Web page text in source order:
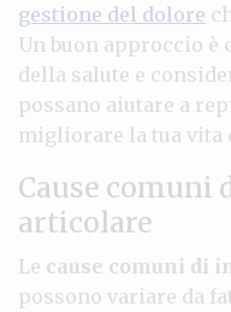
gestione del dolore
Un buon approccio
della salute e
possano aiutare a
migliorare la tua vita
Cause
articolare
Le cause comuni di
possono variare da